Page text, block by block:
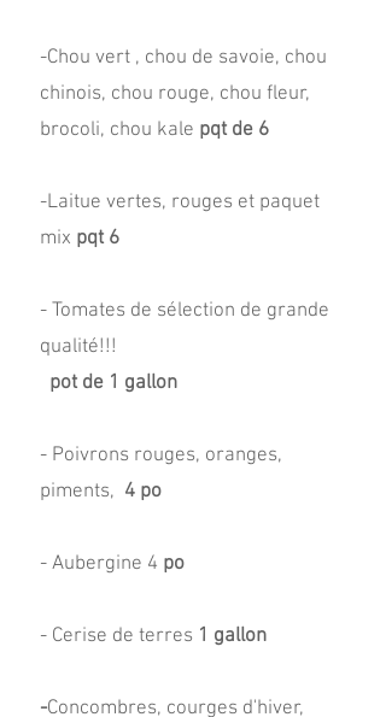
-Chou vert , chou de savoie, chou
chinois, chou rouge, chou fleur,
brocoli, chou kale pqt de 6
-Laitue vertes, rouges et paquet
mix pqt 6
- Tomates de sélection de grande
qualité!!!
pot de 1 gallon
- Poivrons rouges, oranges,
piments, 4 po
- Aubergine 4 po
- Cerise de terres 1 gallon
-Concombres, courges d'hiver,